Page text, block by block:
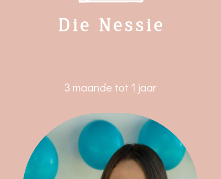
3 maande tot 1 jaar